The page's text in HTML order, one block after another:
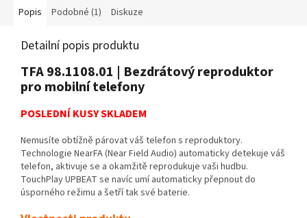
Popis Podobné (1) Diskuze
Detailní popis produktu
TFA 98.1108.01 | Bezdrátový reproduktor
pro mobilní telefony
POSLEDNÍ KUSY SKLADEM
Nemusíte obtížně párovat váš telefon s reproduktory.
Technologie NearFA (Near Field Audio) automaticky detekuje váš
telefon, aktivuje se a okamžitě reprodukuje vaši hudbu.
TouchPlay UPBEAT se navíc umí automaticky přepnout do
úsporného režimu a šetří tak své baterie.